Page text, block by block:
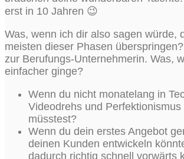
erst in 10 Jahren 😉
Was, wenn ich dir also sagen würde,
meisten dieser Phasen
zur Berufungs-Unternehmerin. Was,
einfacher ginge?
Wenn du nicht monatelang in
Videodrehs und Perfektionismus
müsstest?
Wenn du dein erstes Angebot
deinen Kunden entwickeln
dadurch richtig schnell vorwärts